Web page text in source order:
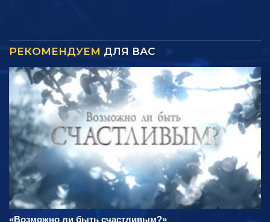
РЕКОМЕНДУЕМ ДЛЯ ВАС
«Возможно ли быть счастливым?»